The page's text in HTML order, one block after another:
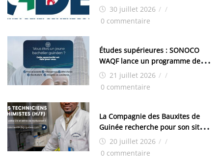
d’aménagement de la zone
industrielle de FANDJE (PAZIF)
30 juillet 2026 / /
0 commentaire
Études supérieures : SONOCO
WAQF lance un programme de
bourses pour la Malaisie
21 juillet 2026 / /
0 commentaire
La Compagnie des Bauxites de
Guinée recherche pour son site
de Kamsar des techniciens
chimistes (H/F)
20 juillet 2026 / /
0 commentaire